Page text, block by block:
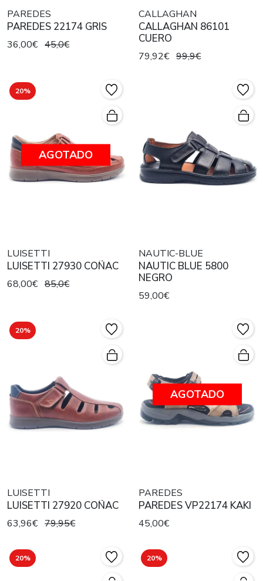
PAREDES
PAREDES 22174 GRIS
36,00€ 45,0€
CALLAGHAN
CALLAGHAN 86101
CUERO
79,92€ 99,9€
20%
AGOTADO
LUISETTI
LUISETTI 27930 COÑAC
68,00€ 85,0€
NAUTIC-BLUE
NAUTIC BLUE 5800
NEGRO
59,00€
20%
LUISETTI
LUISETTI 27920 COÑAC
63,96€ 79,95€
AGOTADO
PAREDES
PAREDES VP22174 KAKI
45,00€
20% 20%